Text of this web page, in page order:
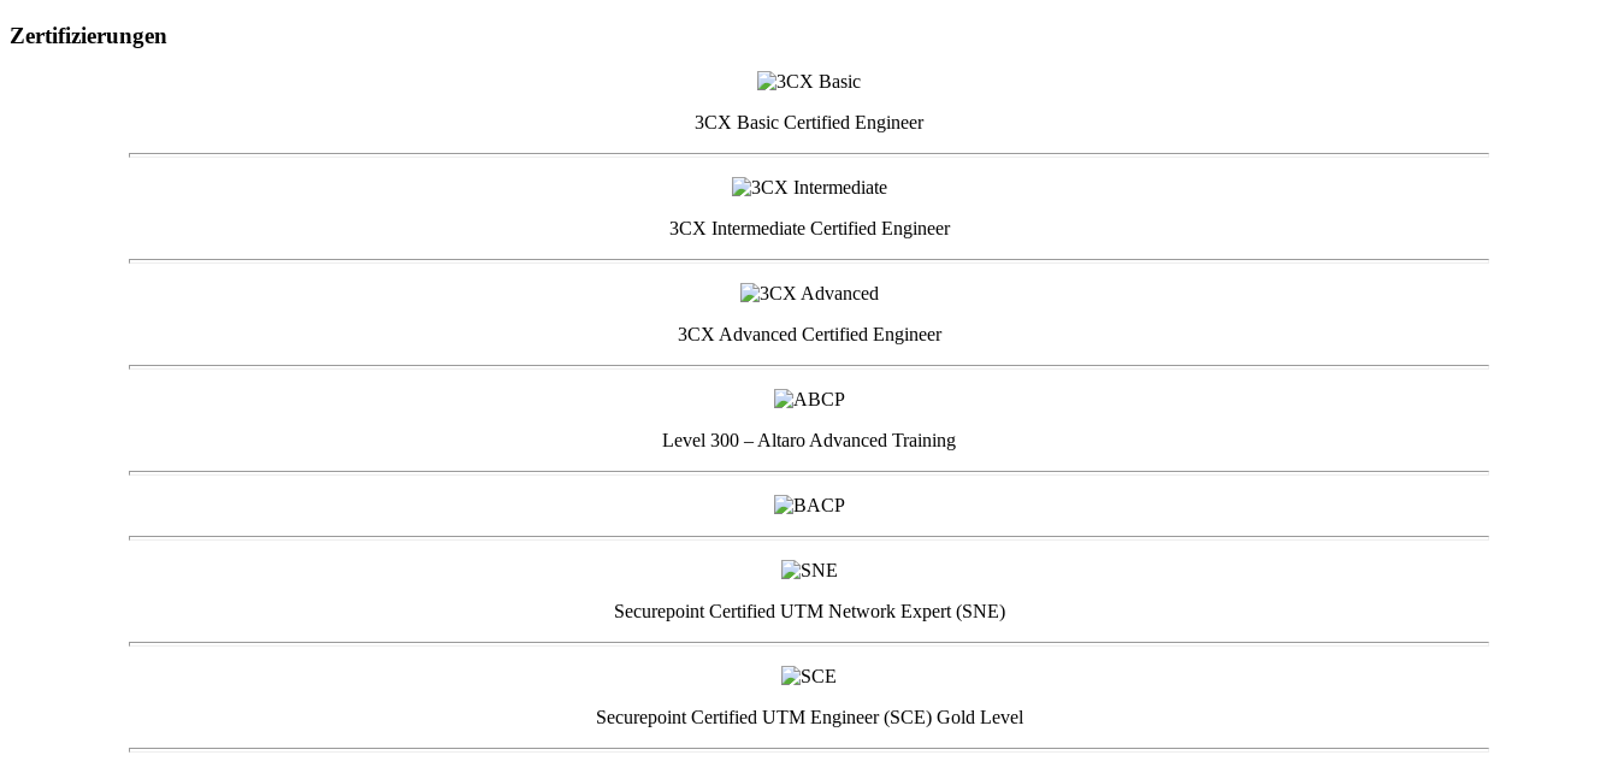
Zertifizierungen
3CX Basic Certified Engineer
3CX Intermediate Certified Engineer
3CX Advanced Certified Engineer
Level 300 – Altaro Advanced Training
Securepoint Certified UTM Network Expert (SNE)
Securepoint Certified UTM Engineer (SCE) Gold Level